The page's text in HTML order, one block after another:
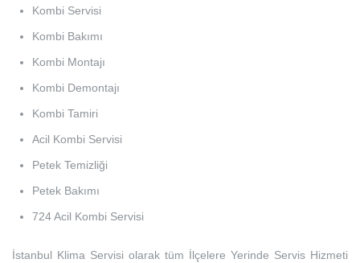
Kombi Servisi
Kombi Bakımı
Kombi Montajı
Kombi Demontajı
Kombi Tamiri
Acil Kombi Servisi
Petek Temizliği
Petek Bakımı
724 Acil Kombi Servisi
İstanbul Klima Servisi olarak tüm İlçelere Yerinde Servis Hizmeti